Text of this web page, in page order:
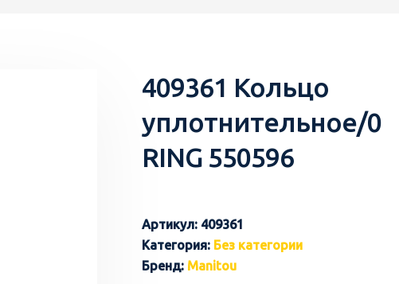
409361 Кольцо
уплотнительное/0
RING 550596
Артикул: 409361
Категория: Без категории
Бренд: Manitou